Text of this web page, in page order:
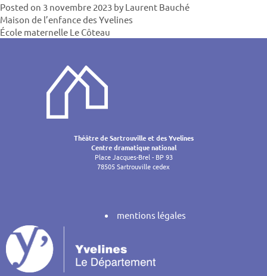
Posted on 3 novembre 2023 by Laurent Bauché
de
l’article
Maison de l’enfance des Yvelines
École maternelle Le Côteau
Théâtre de Sartrouville et des Yvelines
Centre dramatique national
Place Jacques-Brel - BP 93
78505 Sartrouville cedex
mentions légales